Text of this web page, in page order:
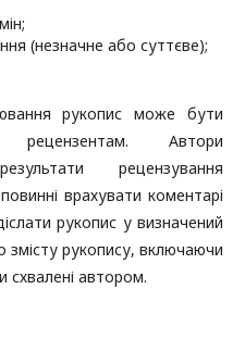
(незначне або суттєве);
рукопис може бути
рецензентам. Автори
рецензування
врахувати коментарі
рукопис у визначений
змісту рукопису, включаючи
схвалені автором.